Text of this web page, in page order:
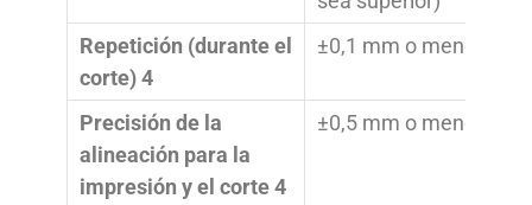
Repetición (durante el
corte) 4
±0,1 mm o menos
Precisión de la
alineación para la
impresión y el corte 4
±0,5 mm o menos